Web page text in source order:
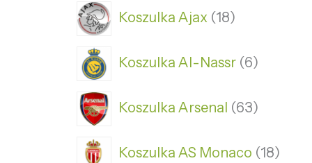
Koszulka Ajax 18
Koszulka Al-Nassr 6
Koszulka Arsenal 63
Koszulka AS Monaco 18